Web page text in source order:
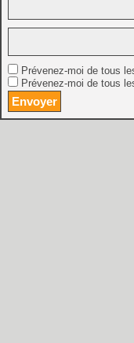
Prévenez-moi de tous
Prévenez-moi de tous